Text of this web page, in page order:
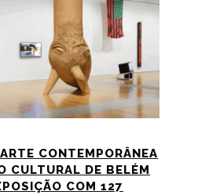
CONTEMPORÂNEA
CULTURAL DE BELÉM
COM 127